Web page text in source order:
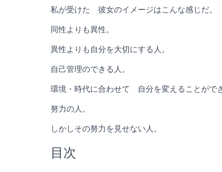
私が受けた 彼女のイメージはこんな感じだ。
同性よりも異性。
異性よりも自分を大切にする人。
自己管理のできる人。
環境・時代に合わせて 自分を変えることがで
努力の人。
しかしその努力を見せない人。
目次